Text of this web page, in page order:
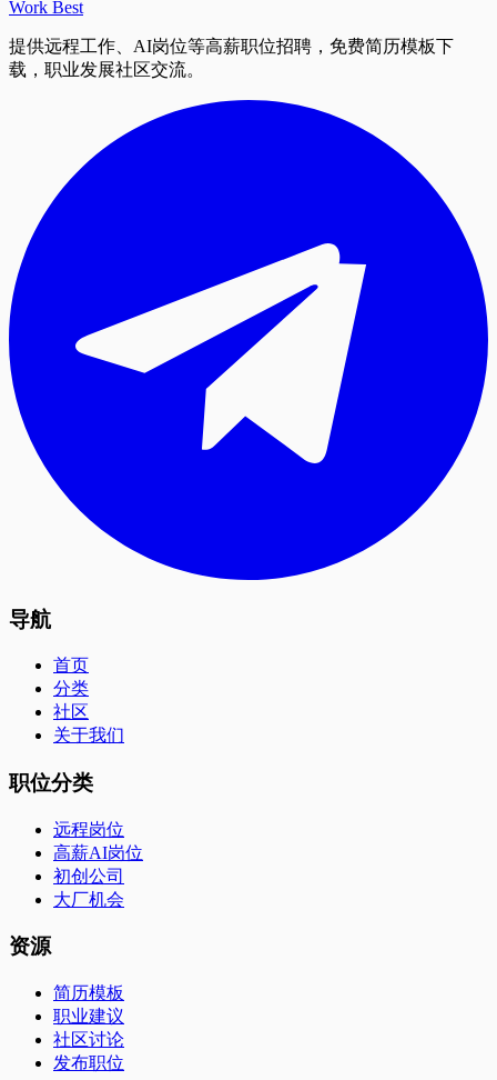
Work Best
提供远程工作、AI岗位等高薪职位招聘，免费简历模板下
载，职业发展社区交流。
导航
首页
分类
社区
关于我们
职位分类
远程岗位
高薪AI岗位
初创公司
大厂机会
资源
简历模板
职业建议
社区讨论
发布职位